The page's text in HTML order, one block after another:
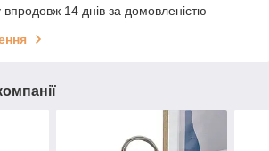
14 днів за домовленістю